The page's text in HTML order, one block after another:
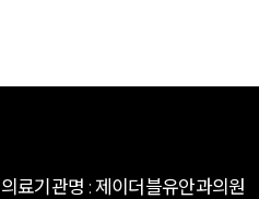
의료기관명 : 제이더블유안과의원